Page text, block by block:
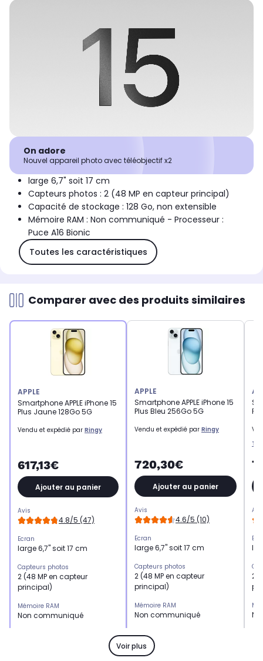
On adore
Nouvel appareil photo avec téléobjectif x2
large 6,7" soit 17 cm
Capteurs photos : 2 (48 MP en capteur principal)
Capacité de stockage : 128 Go, non extensible
Mémoire RAM : Non communiqué - Processeur :
Puce A16 Bionic
Toutes les caractéristiques
Comparer avec des produits similaires
APPLE
Smartphone APPLE iPhone 15
Plus Jaune 128Go 5G
Vendu et expédié par Ringy
617,13€
Ajouter au panier
Avis
4.8/5 (47)
Ecran
large 6,7" soit 17 cm
Capteurs photos
2 (48 MP en capteur
principal)
Mémoire RAM
Non communiqué
APPLE
Smartphone APPLE iPhone 15
Plus Bleu 256Go 5G
Vendu et expédié par Ringy
720,30€
Ajouter au panier
Avis
4.6/5 (10)
Ecran
large 6,7" soit 17 cm
Capteurs photos
2 (48 MP en capteur
principal)
Mémoire RAM
Non communiqué
Processeur
Puce A16 Bionic
2
Voir plus